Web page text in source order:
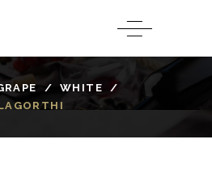
/ WHITE /